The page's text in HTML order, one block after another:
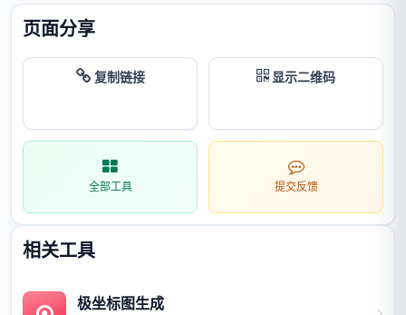
页面分享
复制链接 显示二维码
全部工具 提交反馈
相关工具
极坐标图生成